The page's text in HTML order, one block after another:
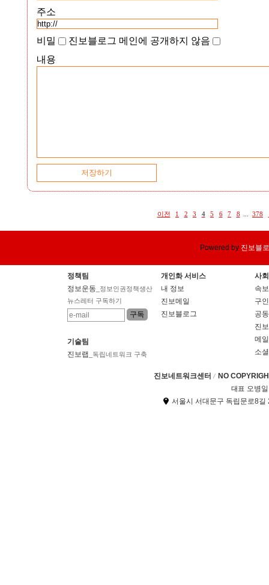
주소
비밀
진보블로그 메인에 공개하지 않음
내용
이전 1 2 3 4 5 6 7 8 378
Powered by 진보블
정책팀
정보운동 _정보인권정책생산
뉴스레터 구독하기
기술팀
진보랩
_독립네트워크 구축
개인화 서비스
내 정보
진보메일
진보블로그
사
속보
구
공
진
메
소
진보네트워크센터 NO
대표 오병일
서울시 서대문구 독립문로8길